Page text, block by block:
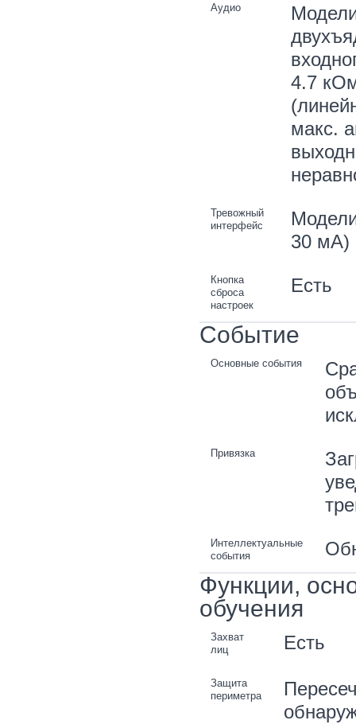
Аудио
4.7
макс.
Тревожный
интерфейс
30 мA)
Кнопка
сброса
настроек
Есть
Событие
Основные события
Привязка
Интеллектуальные
события
Функции,
обучения
Захват
лиц
Есть
Защита
периметра